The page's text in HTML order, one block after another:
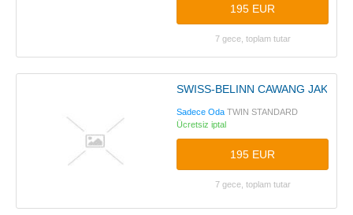
195 EUR
7 gece, toplam tutar
SWISS-BELINN CAWANG
Sadece Oda TWIN STANDARD
Ücretsiz iptal
195 EUR
7 gece, toplam tutar